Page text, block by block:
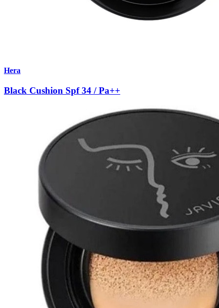
Hera
Black Cushion Spf 34 / Pa++